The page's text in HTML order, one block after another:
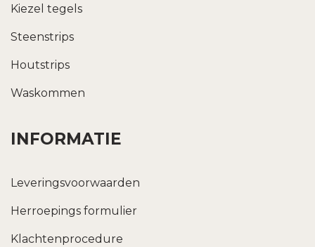
Kiezel tegels
Steenstrips
Houtstrips
Waskommen
INFORMATIE
Leveringsvoorwaarden
Herroepings formulier
Klachtenprocedure